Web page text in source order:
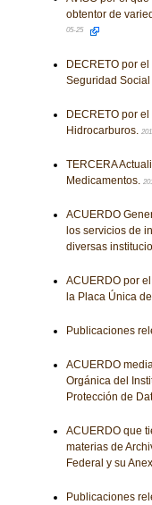
obtentor de
05-25
DECRETO por
Seguridad
DECRETO por
Hidrocarburos.
TERCERA
Medicamentos.
ACUERDO
los servicios de
diversas
ACUERDO por
la Placa Única
Publicaciones
ACUERDO
Orgánica del
Protección de
ACUERDO que
materias de
Federal y su
Publicaciones